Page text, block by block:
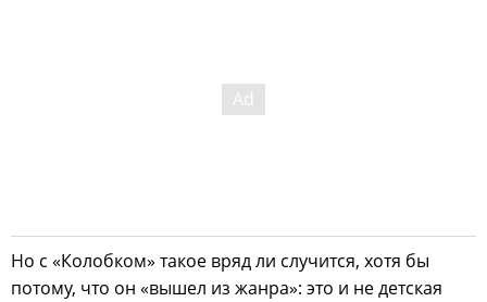
Но с «Колобком» такое вряд ли случится, хотя бы
потому, что он «вышел из жанра»: это и не детская